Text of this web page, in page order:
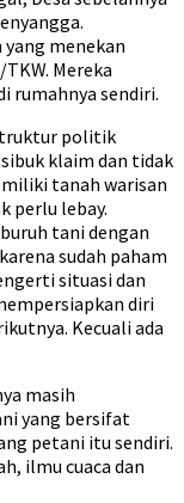
menekan
Mereka
rumahnya sendiri.
politik
klaim dan tidak
tanah warisan
perlu lebay.
tani dengan
sudah paham
situasi dan
diri
Kecuali ada
masih
yang bersifat
petani itu sendiri.
ilmu cuaca dan